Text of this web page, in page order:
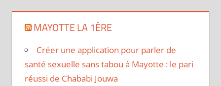
MAYOTTE LA 1ÈRE
Créer une application pour parler de
santé sexuelle sans tabou à Mayotte : le pari
réussi de Chababi Jouwa